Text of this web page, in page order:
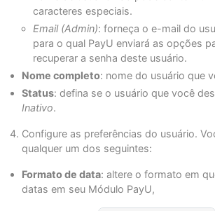
caracteres especiais.
Email (Admin): forneça o e-mail do
para o qual PayU enviará as opções
recuperar a senha deste usuário.
Nome completo: nome do usuário que
Status: defina se o usuário que você
Inativo.
Configure as preferências do usuário.
qualquer um dos seguintes:
Formato de data: altere o formato em
datas em seu Módulo PayU,